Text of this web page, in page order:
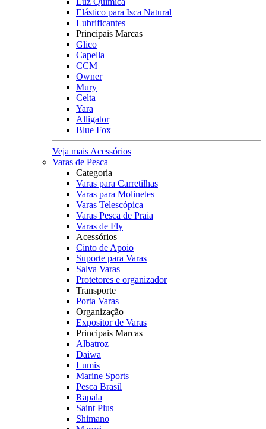
Elástico para Isca Natural
Lubrificantes
Principais Marcas
Glico
Capella
CCM
Owner
Mury
Celta
Yara
Alligator
Blue Fox
Veja mais Acessórios
Varas de Pesca
Categoria
Varas para Carretilhas
Varas para Molinetes
Varas Telescópica
Varas Pesca de Praia
Varas de Fly
Acessórios
Cinto de Apoio
Suporte para Varas
Salva Varas
Protetores e organizador
Transporte
Porta Varas
Organização
Expositor de Varas
Principais Marcas
Albatroz
Daiwa
Lumis
Marine Sports
Pesca Brasil
Rapala
Saint Plus
Shimano